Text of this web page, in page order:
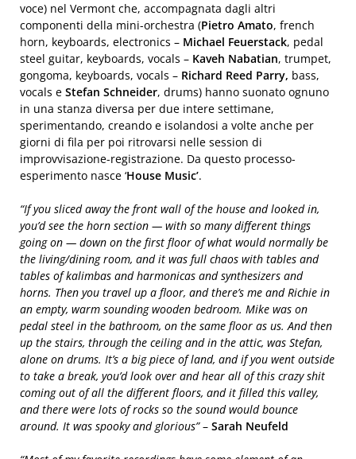
voce) nel Vermont che, accompagnata dagli altri
componenti della mini-orchestra (Pietro Amato, french
horn, keyboards, electronics – Michael Feuerstack, pedal
steel guitar, keyboards, vocals – Kaveh Nabatian, trumpet,
gongoma, keyboards, vocals – Richard Reed Parry, bass,
vocals e Stefan Schneider, drums) hanno suonato ognuno
in una stanza diversa per due intere settimane,
sperimentando, creando e isolandosi a volte anche per
giorni di fila per poi ritrovarsi nelle session di
improvvisazione-registrazione. Da questo processo-
esperimento nasce ‘House Music’.
“If you sliced away the front wall of the house and looked in,
you’d see the horn section — with so many different things
going on — down on the first floor of what would normally be
the living/dining room, and it was full chaos with tables and
tables of kalimbas and harmonicas and synthesizers and
horns. Then you travel up a floor, and there’s me and Richie in
an empty, warm sounding wooden bedroom. Mike was on
pedal steel in the bathroom, on the same floor as us. And then
up the stairs, through the ceiling and in the attic, was Stefan,
alone on drums. It’s a big piece of land, and if you went outside
to take a break, you’d look over and hear all of this crazy shit
coming out of all the different floors, and it filled this valley,
and there were lots of rocks so the sound would bounce
around. It was spooky and glorious”– Sarah Neufeld